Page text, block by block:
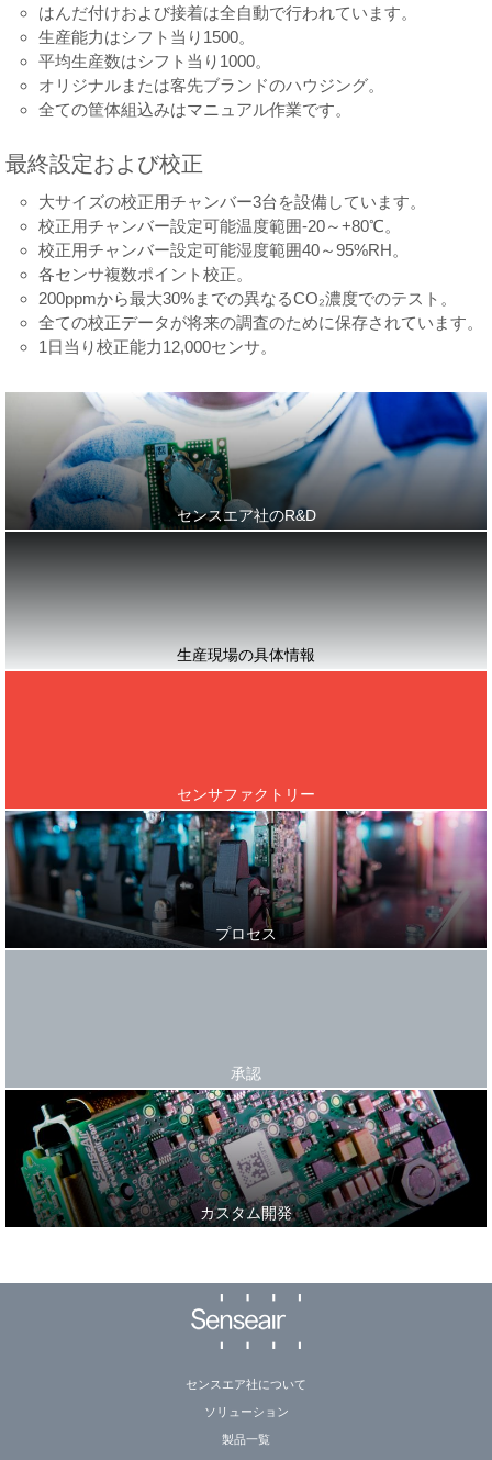
はんだ付けおよび接着は全自動で行われています。
生産能力はシフト当り1500。
平均生産数はシフト当り1000。
オリジナルまたは客先ブランドのハウジング。
全ての筐体組込みはマニュアル作業です。
最終設定および校正
大サイズの校正用チャンバー3台を設備しています。
校正用チャンバー設定可能温度範囲-20～+80℃。
校正用チャンバー設定可能湿度範囲40～95%RH。
各センサ複数ポイント校正。
200ppmから最大30%までの異なるCO₂濃度でのテスト。
全ての校正データが将来の調査のために保存されています。
1日当り校正能力12,000センサ。
センスエア社のR&D
生産現場の具体情報
センサファクトリー
プロセス
承認
カスタム開発
センスエア社について
ソリューション
製品一覧